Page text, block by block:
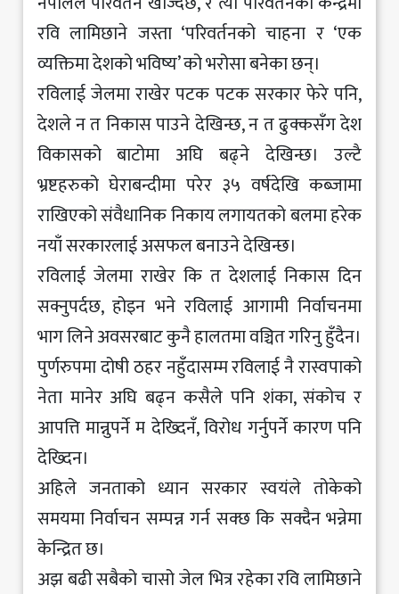
रवि लामिछाने जस्ता ‘परिवर्तनको चाहना र ‘एक
व्यक्तिमा देशको भविष्य’ को भरोसा बनेका छन्।
रविलाई जेलमा राखेर पटक पटक सरकार फेरे पनि,
देशले न त निकास पाउने देखिन्छ, न त ढुक्कसँग देश
विकासको बाटोमा अघि बढ्ने देखिन्छ। उल्टै
भ्रष्टहरुको घेराबन्दीमा परेर ३५ वर्षदेखि कब्जामा
राखिएको संवैधानिक निकाय लगायतको बलमा हरेक
नयाँ सरकारलाई असफल बनाउने देखिन्छ।
रविलाई जेलमा राखेर कि त देशलाई निकास दिन
सक्नुपर्दछ, होइन भने रविलाई आगामी निर्वाचनमा
भाग लिने अवसरबाट कुनै हालतमा वञ्चित गरिनु हुँदैन।
पुर्णरुपमा दोषी ठहर नहुँदासम्म रविलाई नै रास्वपाको
नेता मानेर अघि बढ्न कसैले पनि शंका, संकोच र
आपत्ति मान्नुपर्ने म देख्दिनँ, विरोध गर्नुपर्ने कारण पनि
देख्दिन।
अहिले जनताको ध्यान सरकार स्वयंले तोकेको
समयमा निर्वाचन सम्पन्न गर्न सक्छ कि सक्दैन भन्नेमा
केन्द्रित छ।
अझ बढी सबैको चासो जेल भित्र रहेका रवि लामिछाने